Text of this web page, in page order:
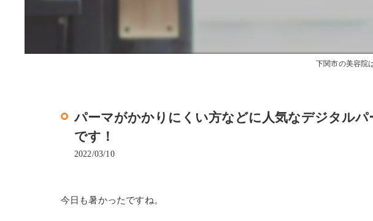
下関市の美容院
パーマがかかりにくい方などに人気なデジタル
です！
2022/03/10
今日も暑かったですね。